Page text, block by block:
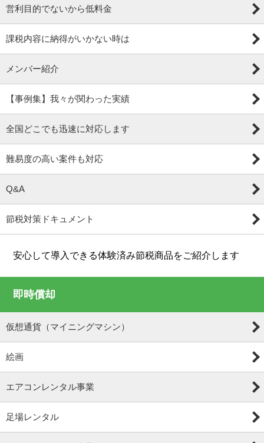
営利目的でないから低料金
課税内容に納得がいかない時は
メンバー紹介
【事例集】我々が関わった実績
全国どこでも迅速に対応します
難易度の高い案件も対応
Q&A
節税対策ドキュメント
安心して導入できる体験済み節税商品をご紹介します
即時償却
仮想通貨（マイニングマシン）
絵画
エアコンレンタル事業
足場レンタル